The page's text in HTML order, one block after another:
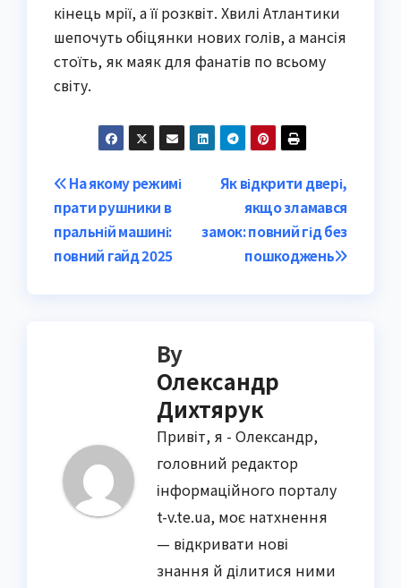
кінець мрії, а її розквіт. Хвилі Атлантики
шепочуть обіцянки нових голів, а мансія
стоїть, як маяк для фанатів по всьому
світу.
Post
navigation
Як відкрити двері,
якщо зламався
замок: повний гід без
пошкоджень
На якому режимі
прати рушники в
пральній машині:
повний гайд 2025
By
Олександр
Дихтярук
Привіт, я - Олександр,
головний редактор
інформаційного порталу
t-v.te.ua, моє натхнення
— відкривати нові
знання й ділитися ними